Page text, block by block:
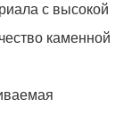
с высокой
каменной